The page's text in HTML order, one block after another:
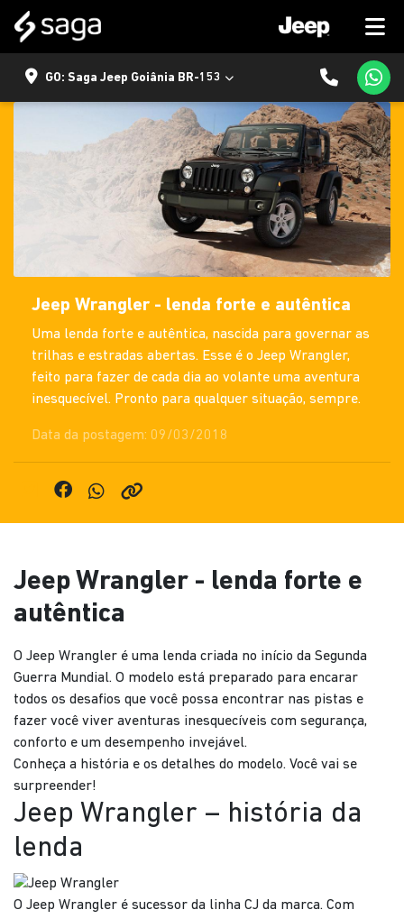
GO: Saga Jeep Goiânia BR-153
Jeep Wrangler - lenda forte e autêntica
Uma lenda forte e autêntica, nascida para governar as
trilhas e estradas abertas. Esse é o Jeep Wrangler,
feito para fazer de cada dia ao volante uma aventura
inesquecível. Pronto para qualquer situação, sempre.
Data da postagem: 09/03/2018
Jeep Wrangler - lenda forte e
autêntica
O Jeep Wrangler é uma lenda criada no início da Segunda
Guerra Mundial. O modelo está preparado para encarar
todos os desafios que você possa encontrar nas pistas e
fazer você viver aventuras inesquecíveis com segurança,
conforto e um desempenho invejável.
Conheça a história e os detalhes do modelo. Você vai se
surpreender!
Jeep Wrangler – história da
lenda
O Jeep Wrangler é sucessor da linha CJ da marca. Com